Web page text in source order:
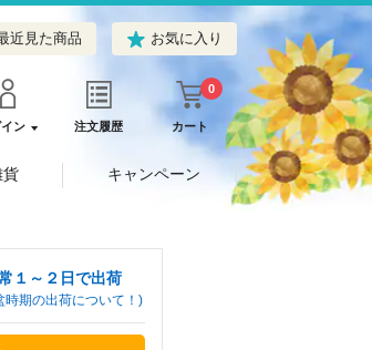
近見た商品 お気に入り
イン 注文履歴 カート
0
貨 キャンペーン
１～２日で出荷
時期の出荷について！)